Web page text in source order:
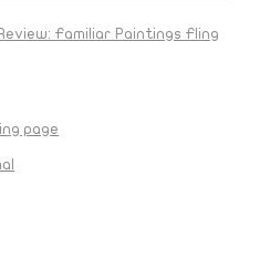
Familiar Paintings Fling
page